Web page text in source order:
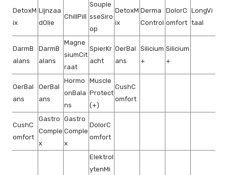
DetoxM
ix
Lijnzaa
dOlie
ChillPill
Souple
sseSiro
op
DetoxM
ix
Derma
Control
DolorC
omfort
LongVi
taal
DarmB
alans
DarmB
alans
Magne
siumCit
raat
SpierKr
acht
OerBal
ans
Silicium
+
Silicium
+
OerBal
ans
OerBal
ans
Hormo
onBala
ns
Muscle
Protect
(+)
CushC
omfort
CushC
omfort
Gastro
Comple
x
Gastro
Comple
x
DolorC
omfort
Elektrol
ytenMi